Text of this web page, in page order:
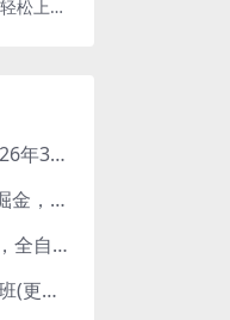
抖店精细化运营课(26年3月更新
最新快手磁力万和掘金，自动搬砖，轻松日入100-200，操作简单
25年最新游戏搬砖，全自动挂机，不需要玩游戏，单手机操作日入300+
马夫电商·淘宝私家班(更新3月)